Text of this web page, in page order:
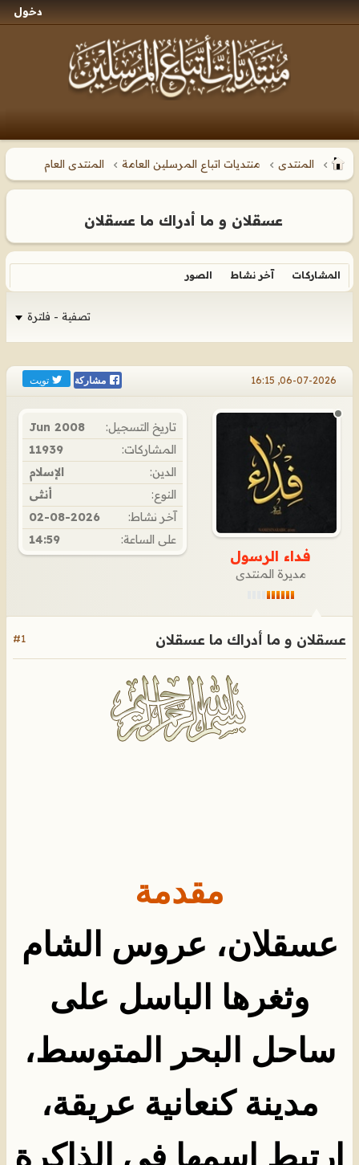
دخول
المنتدى منتديات اتباع المرسلين العامة المنتدى العام
عسقلان و ما أدراك ما عسقلان
المشاركات آخر نشاط الصور
تصفية - فلترة
06-07-2026, 16:15 مشاركة تويت
فداء الرسول
مديرة المنتدى
تاريخ التسجيل:
Jun 2008
المشاركات:
11939
الدين:
الإسلام
النوع:
أنثى
آخر نشاط:
02-08-2026
على الساعة:
14:59
#1 عسقلان و ما أدراك ما عسقلان
مقدمة
عسقلان، عروس الشام
وثغرها الباسل على
ساحل البحر المتوسط،
مدينة كنعانية عريقة،
ارتبط اسمها في الذاكرة